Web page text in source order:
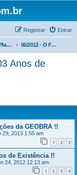
Entrar
Registrar
Memórias PlayBrasilmobil 06/2012 - O Fórum comemora 03 Anos de Atividades !
Anos de
da GEOBRA !!
29, 2013 1:55 am
1 2 3
de Existência !!
24, 2012 12:13 am
1 2 3 4